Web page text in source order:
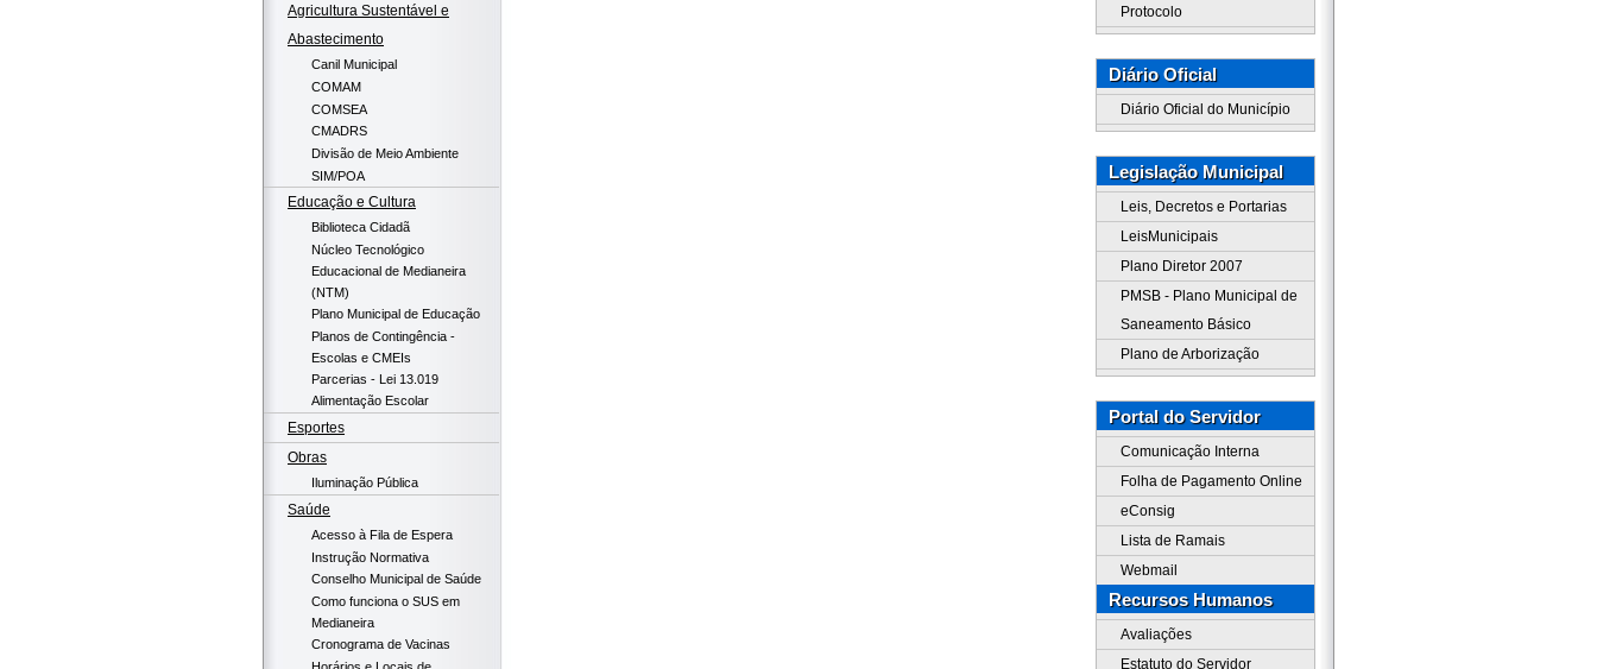
Agricultura Sustentável e
Abastecimento
Canil Municipal
COMAM
COMSEA
CMADRS
Divisão de Meio Ambiente
SIM/POA
Educação e Cultura
Biblioteca Cidadã
Núcleo Tecnológico
Educacional de Medianeira
(NTM)
Plano Municipal de Educação
Planos de Contingência -
Escolas e CMEIs
Parcerias - Lei 13.019
Alimentação Escolar
Esportes
Obras
Iluminação Pública
Saúde
Acesso à Fila de Espera
Instrução Normativa
Conselho Municipal de Saúde
Como funciona o SUS em
Medianeira
Cronograma de Vacinas
Horários e Locais de
Protocolo
Diário Oficial
Diário Oficial do Município
Legislação Municipal
Leis, Decretos e Portarias
LeisMunicipais
Plano Diretor 2007
PMSB - Plano Municipal de
Saneamento Básico
Plano de Arborização
Portal do Servidor
Comunicação Interna
Folha de Pagamento Online
eConsig
Lista de Ramais
Webmail
Recursos Humanos
Avaliações
Estatuto do Servidor